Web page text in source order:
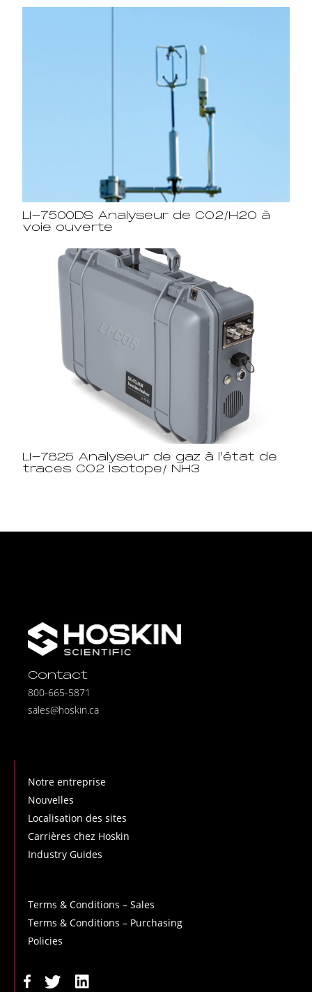
LI-7500DS Analyseur de CO2/H2O à
voie ouverte
LI-7825 Analyseur de gaz à l’état de
traces CO2 Isotope/ NH3
Contact
800-665-5871
sales@hoskin.ca
Notre entreprise
Nouvelles
Localisation des sites
Carrières chez Hoskin
Industry Guides
Terms & Conditions – Sales
Terms & Conditions – Purchasing
Policies